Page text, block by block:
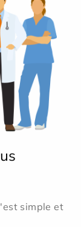
simple et